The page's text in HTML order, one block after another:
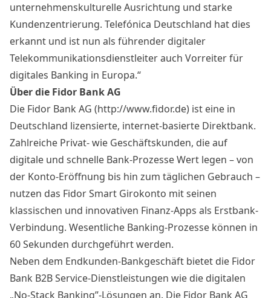
unternehmenskulturelle Ausrichtung und starke
Kundenzentrierung. Telefónica Deutschland hat dies
erkannt und ist nun als führender digitaler
Telekommunikationsdienstleiter auch Vorreiter für
digitales Banking in Europa.“
Über die Fidor Bank AG
Die Fidor Bank AG (http://www.fidor.de) ist eine in
Deutschland lizensierte, internet-basierte Direktbank.
Zahlreiche Privat- wie Geschäftskunden, die auf
digitale und schnelle Bank-Prozesse Wert legen – von
der Konto-Eröffnung bis hin zum täglichen Gebrauch –
nutzen das Fidor Smart Girokonto mit seinen
klassischen und innovativen Finanz-Apps als Erstbank-
Verbindung. Wesentliche Banking-Prozesse können in
60 Sekunden durchgeführt werden.
Neben dem Endkunden-Bankgeschäft bietet die Fidor
Bank B2B Service-Dienstleistungen wie die digitalen
„No-Stack Banking”-Lösungen an. Die Fidor Bank AG